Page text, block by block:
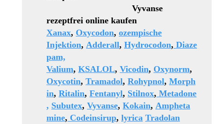
Vyvanse
rezeptfrei online kaufen
Xanax, Oxycodon, ozempische
Injektion, Adderall, Hydrocodon, Diaze
pam,
Valium, KSALOL, Vicodin, Oxynorm,
Oxycotin, Tramadol, Rohypnol, Morph
in, Ritalin, Fentanyl, Stilnox, Metadone
, Subutex, Vyvanse, Kokain, Ampheta
mine, Codeinsirup, lyrica Tradolan